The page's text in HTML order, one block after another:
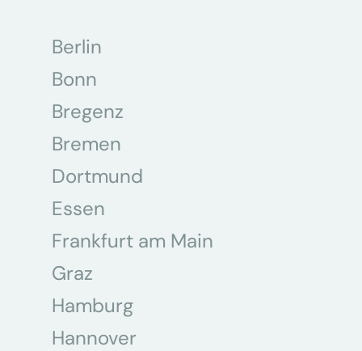
Berlin
Bonn
Bregenz
Bremen
Dortmund
Essen
Frankfurt am Main
Graz
Hamburg
Hannover